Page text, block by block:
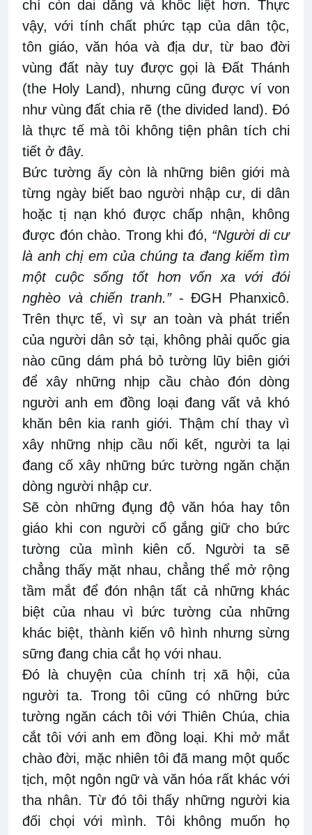
chí còn dai dẳng và khốc liệt hơn. Thực
vậy, với tính chất phức tạp của dân tộc,
tôn giáo, văn hóa và địa dư, từ bao đời
vùng đất này tuy được gọi là Đất Thánh
(the Holy Land), nhưng cũng được ví von
như vùng đất chia rẽ (the divided land). Đó
là thực tế mà tôi không tiện phân tích chi
tiết ở đây.
Bức tường ấy còn là những biên giới mà
từng ngày biết bao người nhập cư, di dân
hoặc tị nạn khó được chấp nhận, không
được đón chào. Trong khi đó, “Người di cư
là anh chị em của chúng ta đang kiếm tìm
một cuộc sống tốt hơn vốn xa với đói
nghèo và chiến tranh.”- ĐGH Phanxicô.
Trên thực tế, vì sự an toàn và phát triển
của người dân sở tại, không phải quốc gia
nào cũng dám phá bỏ tường lũy biên giới
để xây những nhịp cầu chào đón dòng
người anh em đồng loại đang vất vả khó
khăn bên kia ranh giới. Thậm chí thay vì
xây những nhịp cầu nối kết, người ta lại
đang cố xây những bức tường ngăn chặn
dòng người nhập cư.
Sẽ còn những đụng độ văn hóa hay tôn
giáo khi con người cố gắng giữ cho bức
tường của mình kiên cố. Người ta sẽ
chẳng thấy mặt nhau, chẳng thể mở rộng
tầm mắt để đón nhận tất cả những khác
biệt của nhau vì bức tường của những
khác biệt, thành kiến vô hình nhưng sừng
sững đang chia cắt họ với nhau.
Đó là chuyện của chính trị xã hội, của
người ta. Trong tôi cũng có những bức
tường ngăn cách tôi với Thiên Chúa, chia
cắt tôi với anh em đồng loại. Khi mở mắt
chào đời, mặc nhiên tôi đã mang một quốc
tịch, một ngôn ngữ và văn hóa rất khác với
tha nhân. Từ đó tôi thấy những người kia
đối chọi với mình. Tôi không muốn họ